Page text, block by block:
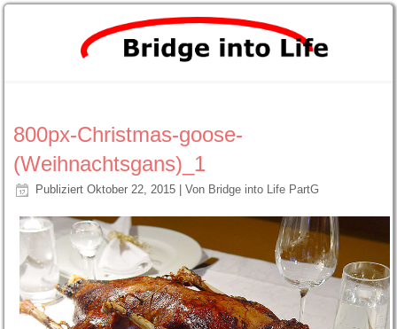
800px-Christmas-goose-
(Weihnachtsgans)_1
Publiziert Oktober 22, 2015 |Von Bridge into Life PartG